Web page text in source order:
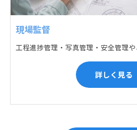
現場監督
詳しく見る